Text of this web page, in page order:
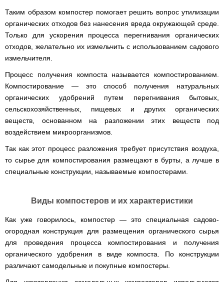
Таким образом компостер помогает решить вопрос утилизации
органических отходов без нанесения вреда окружающей среде.
Только для ускорения процесса перегнивания органических
отходов, желательно их измельчить с использованием садового
измельчителя.
Процесс получения компоста называется компостированием.
Компостирование — это способ получения натуральных
органических удобрений путем перегнивания бытовых,
сельскохозяйственных, пищевых и других органических
веществ, основанном на разложении этих веществ под
воздействием микроорганизмов.
Так как этот процесс разложения требует присутствия воздуха,
то сырье для компостирования размещают в бурты, а лучше в
специальные конструкции, называемые компостерами.
Виды компостеров и их характеристики
Как уже говорилось, компостер — это специальная садово-
огородная конструкция для размещения органического сырья
для проведения процесса компостирования и получения
органического удобрения в виде компоста. По конструкции
различают самодельные и покупные компостеры.
с
мокрым
ТЭНом
и
диаметром
EWT
Clima
Slim
V
цилиндрический
водонагреватель
мокрым
и
уменьшенным
Бойлеры
Runde
V
Вертикальный
цилиндрический
водонагреватель
мокрым